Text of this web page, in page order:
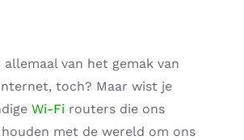
allemaal van het gemak van
toch? Maar wist je
Wi-Fi routers die ons
met de wereld om ons